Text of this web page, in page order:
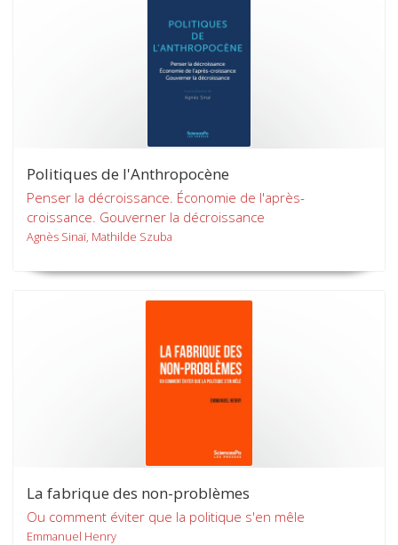
Politiques de l'Anthropocène
Penser la décroissance. Économie de l'après-
croissance. Gouverner la décroissance
Agnès Sinaï, Mathilde Szuba
La fabrique des non-problèmes
Ou comment éviter que la politique s'en mêle
Emmanuel Henry